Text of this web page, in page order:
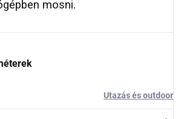
mosni.
Utazás és outdoor